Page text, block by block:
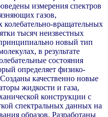
измерения спектров
газов,
колебательно-вращательных
тысяч неизвестных
новый тип
в результате
состояния
определяет физико-
качественно новые
жидкости и газа,
конструкции с
спектральных данных на
образов. Разработаны